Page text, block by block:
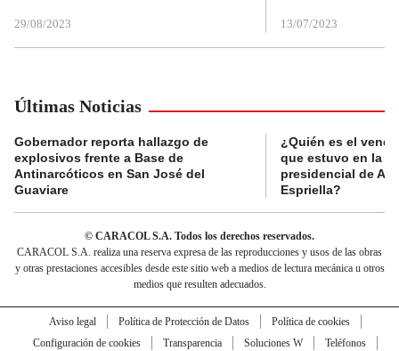
29/08/2023 13/07/2023
Últimas Noticias
Gobernador reporta hallazgo de
explosivos frente a Base de
Antinarcóticos en San José del
Guaviare
¿Quién es el
que estuvo en la
presidencial de
Espriella?
© CARACOL S.A. Todos los derechos reservados.
CARACOL S.A. realiza una reserva expresa de las reproducciones y usos de las obras
y otras prestaciones accesibles desde este sitio web a medios de lectura mecánica u otros
medios que resulten adecuados.
Aviso legal Política de Protección de Datos
Política de cookies
Configuración de cookies
Transparencia Soluciones W
Teléfonos